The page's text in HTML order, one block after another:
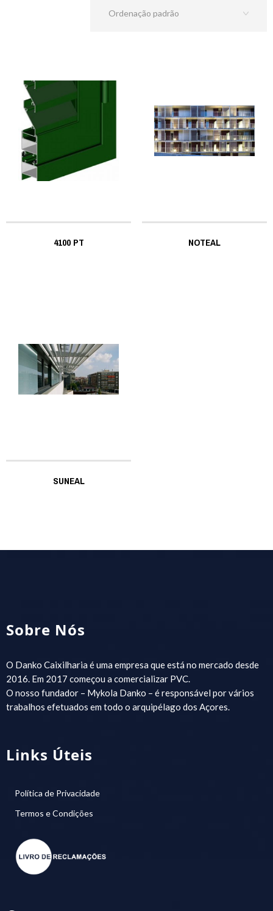
4100 PT NOTEAL
SUNEAL
Sobre Nós
O Danko Caixilharia é uma empresa que está no mercado desde
2016. Em 2017 começou a comercializar PVC.
O nosso fundador – Mykola Danko – é responsável por vários
trabalhos efetuados em todo o arquipélago dos Açores.
Links Úteis
Política de Privacidade
Termos e Condições